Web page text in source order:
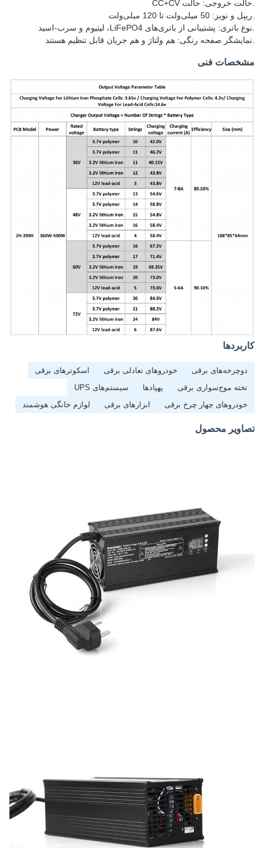
.حالت خروجی: حالت CC+CV
.ریپل و نویز: 50 میلی‌ولت تا 120 میلی‌ولت
.نوع باتری: پشتیبانی از باتری‌های LiFePO4، لیتیوم و سرب-اسید
.نمایشگر صفحه رنگی: هم ولتاژ و هم جریان قابل تنظیم هستند
مشخصات فنی
کاربردها
دوچرخه‌های برقی خودروهای تعادلی برقی
اسکوترهای برقی
تخته موج‌سواری برقی
پهپادها
سیستم‌های UPS
خودروهای چهار چرخ برقی
ابزارهای برقی لوازم خانگی هوشمند
تصاویر محصول